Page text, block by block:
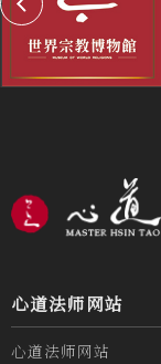
心道法师网站
心道法师网站